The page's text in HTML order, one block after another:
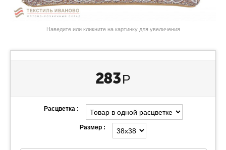
Наведите или кликните на картинку для увеличения
283 Р
Расцветка :
Размер :